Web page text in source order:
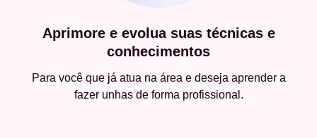
Aprimore e evolua suas técnicas e
conhecimentos
Para você que já atua na área e deseja aprender a
fazer unhas de forma profissional.